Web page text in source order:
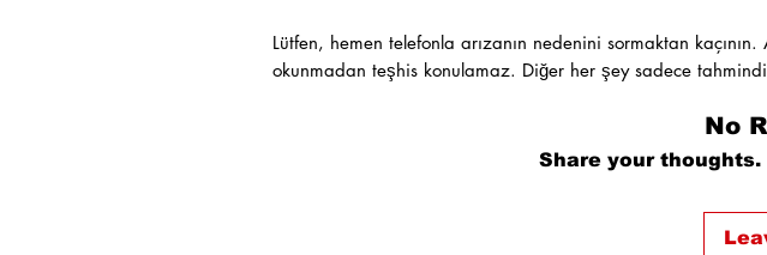
Lütfen, hemen telefonla arızanın nedenini sormaktan kaçının.
okunmadan teşhis konulamaz. Diğer her şey sadece
No
Share your